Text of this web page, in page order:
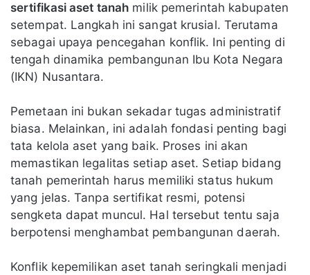
sertifikasi aset tanah milik pemerintah kabupaten
setempat. Langkah ini sangat krusial. Terutama
sebagai upaya pencegahan konflik. Ini penting di
tengah dinamika pembangunan Ibu Kota Negara
(IKN) Nusantara.
Pemetaan ini bukan sekadar tugas administratif
biasa. Melainkan, ini adalah fondasi penting bagi
tata kelola aset yang baik. Proses ini akan
memastikan legalitas setiap aset. Setiap bidang
tanah pemerintah harus memiliki status hukum
yang jelas. Tanpa sertifikat resmi, potensi
sengketa dapat muncul. Hal tersebut tentu saja
berpotensi menghambat pembangunan daerah.
Konflik kepemilikan aset tanah seringkali menjadi